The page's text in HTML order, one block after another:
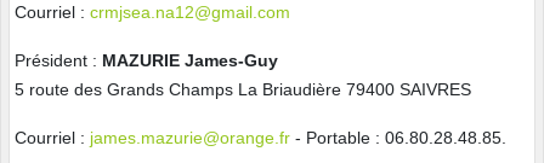
Courriel : crmjsea.na12@gmail.com
Président : MAZURIE James-Guy
5 route des Grands Champs La Briaudière 79400 SAIVRES
Courriel : james.mazurie@orange.fr - Portable : 06.80.28.48.85.